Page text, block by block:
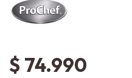
$ 74.990